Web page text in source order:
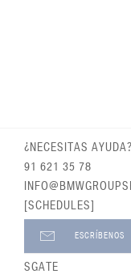
¿NECESITAS AYUDA?
91 621 35 78
[SCHEDULES]
ESCRÍBENOS
SGATE